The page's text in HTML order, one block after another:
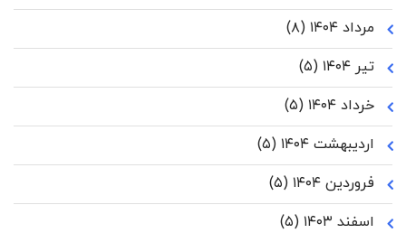
مرداد ۱۴۰۴
(۸)
تیر ۱۴۰۴
(۵)
خرداد ۱۴۰۴
(۵)
اردیبهشت ۱۴۰۴
(۵)
فروردین ۱۴۰۴
(۵)
اسفند ۱۴۰۳
(۵)